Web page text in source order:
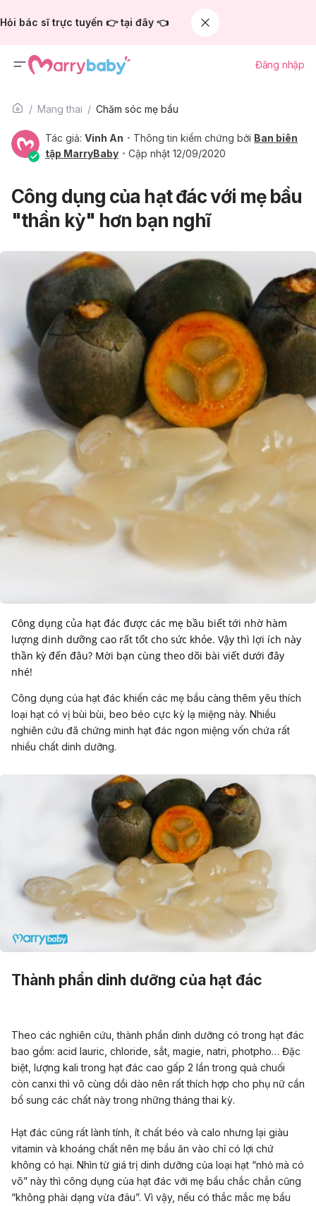
Hỏi bác sĩ trực tuyến 👉 tại đây 👈
Đăng nhập
Mang thai Chăm sóc mẹ bầu
Tác giả: Vinh An Thông tin kiểm chứng bởi Ban biên
tập MarryBaby
Cập nhật 12/09/2020
Công dụng của hạt đác với mẹ bầu
"thần kỳ" hơn bạn nghĩ
Công dụng của hạt đác được các mẹ bầu biết tới nhờ hàm
lượng dinh dưỡng cao rất tốt cho sức khỏe. Vậy thì lợi ích này
thần kỳ đến đâu? Mời bạn cùng theo dõi bài viết dưới đây
nhé!
Công dụng của hạt đác khiến các mẹ bầu càng thêm yêu thích
loại hạt có vị bùi bùi, beo béo cực kỳ lạ miệng này. Nhiều
nghiên cứu đã chứng minh hạt đác ngon miệng vốn chứa rất
nhiều chất dinh dưỡng.
Thành phần dinh dưỡng của hạt đác
Theo các nghiên cứu, thành phần dinh dưỡng có trong hạt đác
bao gồm: acid lauric, chloride, sắt, magie, natri, photpho… Đặc
biệt, lượng kali trong hạt đác cao gấp 2 lần trong quả chuối
còn canxi thì vô cùng dồi dào nên rất thích hợp cho phụ nữ cần
bổ sung các chất này trong những tháng thai kỳ.
Hạt đác cũng rất lành tính, ít chất béo và calo nhưng lại giàu
vitamin và khoáng chất nên mẹ bầu ăn vào chỉ có lợi chứ
không có hại. Nhìn từ giá trị dinh dưỡng của loại hạt “nhỏ mà có
võ” này thì công dụng của hạt đác với mẹ bầu chắc chắn cũng
“không phải dạng vừa đâu”. Vì vậy, nếu có thắc mắc mẹ bầu